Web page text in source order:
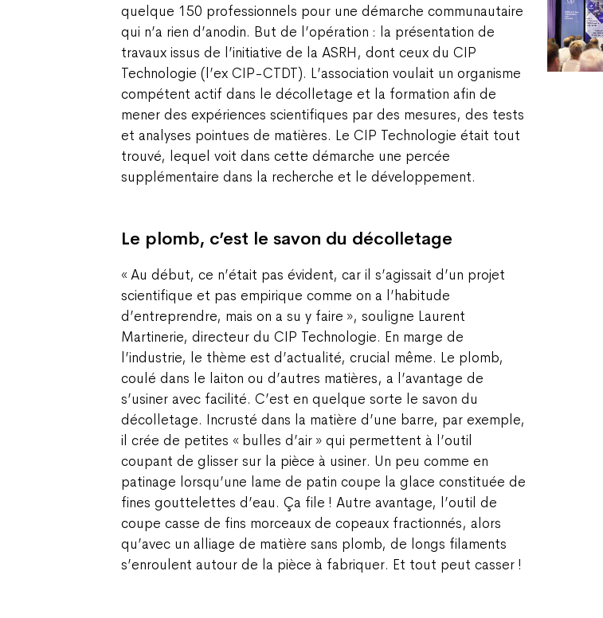
quelque 150 professionnels pour une démarche communautaire
qui n’a rien d’anodin. But de l’opération : la présentation de
travaux issus de l’initiative de la ASRH, dont ceux du CIP
Technologie (l’ex CIP-CTDT). L’association voulait un organisme
compétent actif dans le décolletage et la formation afin de
mener des expériences scientifiques par des mesures, des tests
et analyses pointues de matières. Le CIP Technologie était tout
trouvé, lequel voit dans cette démarche une percée
supplémentaire dans la recherche et le développement.
Le plomb, c’est le savon du décolletage
« Au début, ce n’était pas évident, car il s’agissait d’un projet
scientifique et pas empirique comme on a l’habitude
d’entreprendre, mais on a su y faire », souligne Laurent
Martinerie, directeur du CIP Technologie. En marge de
l’industrie, le thème est d’actualité, crucial même. Le plomb,
coulé dans le laiton ou d’autres matières, a l’avantage de
s’usiner avec facilité. C’est en quelque sorte le savon du
décolletage. Incrusté dans la matière d’une barre, par exemple,
il crée de petites « bulles d’air » qui permettent à l’outil
coupant de glisser sur la pièce à usiner. Un peu comme en
patinage lorsqu’une lame de patin coupe la glace constituée de
fines gouttelettes d’eau. Ça file ! Autre avantage, l’outil de
coupe casse de fins morceaux de copeaux fractionnés, alors
qu’avec un alliage de matière sans plomb, de longs filaments
s’enroulent autour de la pièce à fabriquer. Et tout peut casser !